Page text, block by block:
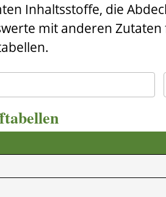
Inhaltsstoffe, die
mit anderen